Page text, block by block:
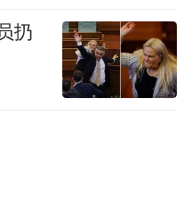
系，以及中国在该
扔